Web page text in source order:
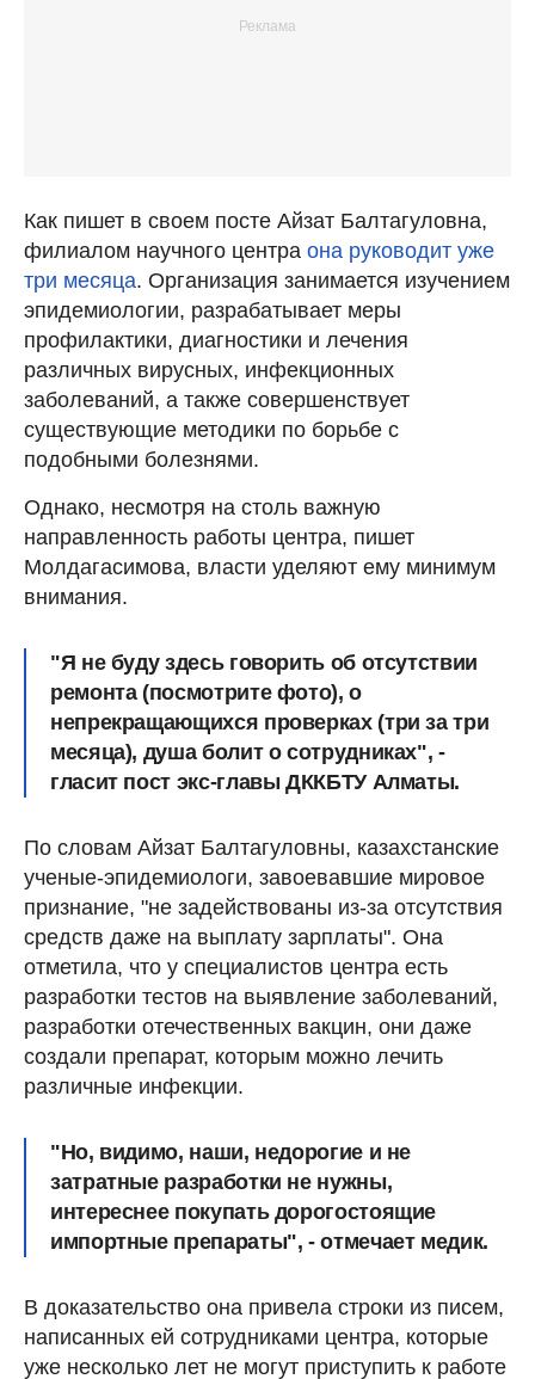
Как пишет в своем посте Айзат Балтагуловна,
филиалом научного центра она руководит уже
три месяца. Организация занимается изучением
эпидемиологии, разрабатывает меры
профилактики, диагностики и лечения
различных вирусных, инфекционных
заболеваний, а также совершенствует
существующие методики по борьбе с
подобными болезнями.
Однако, несмотря на столь важную
направленность работы центра, пишет
Молдагасимова, власти уделяют ему минимум
внимания.
"Я не буду здесь говорить об отсутствии
ремонта (посмотрите фото), о
непрекращающихся проверках (три за три
месяца), душа болит о сотрудниках", -
гласит пост экс-главы ДККБТУ Алматы.
По словам Айзат Балтагуловны, казахстанские
ученые-эпидемиологи, завоевавшие мировое
признание, "не задействованы из-за отсутствия
средств даже на выплату зарплаты". Она
отметила, что у специалистов центра есть
разработки тестов на выявление заболеваний,
разработки отечественных вакцин, они даже
создали препарат, которым можно лечить
различные инфекции.
"Но, видимо, наши, недорогие и не
затратные разработки не нужны,
интереснее покупать дорогостоящие
импортные препараты", - отмечает медик.
В доказательство она привела строки из писем,
написанных ей сотрудниками центра, которые
уже несколько лет не могут приступить к работе